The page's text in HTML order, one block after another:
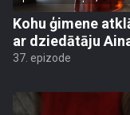
Kohu ģimene
ar dziedātāju
37. epizode